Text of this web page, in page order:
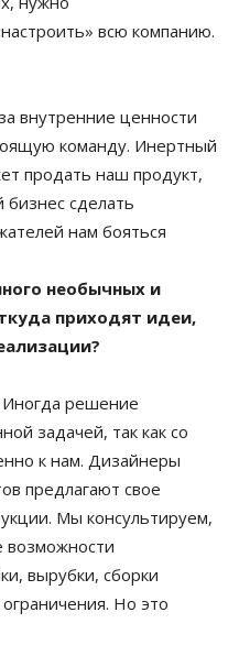
всю компанию.
внутренние ценности
команду. Инертный
продать наш продукт,
сделать
нам бояться
необычных и
приходят идеи,
Иногда решение
задачей, так как со
к нам. Дизайнеры
предлагают свое
Мы консультируем,
возможности
вырубки, сборки
Но это